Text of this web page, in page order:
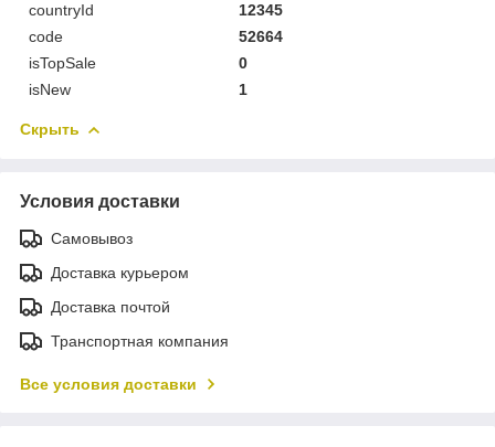
countryId
12345
code
52664
isTopSale
0
isNew
1
Скрыть
Условия доставки
Самовывоз
Доставка курьером
Доставка почтой
Транспортная компания
Все условия доставки